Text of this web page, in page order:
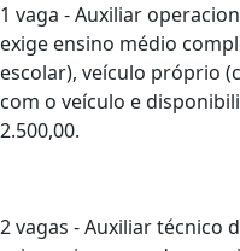
1 vaga - Auxiliar
exige ensino médio
escolar), veículo próprio
com o veículo e
2.500,00.
2 vagas - Auxiliar técnico